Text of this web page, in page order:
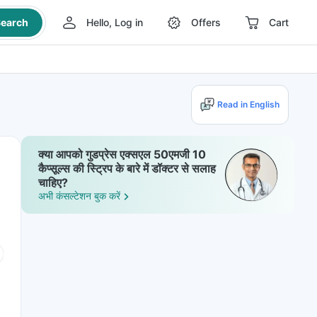
Hello, Log in Offers Cart
Read in English
क्या आपको गुडप्रेस एक्सएल 50एमजी 10
कैप्सूल्स की स्ट्रिप के बारे में डॉक्टर से सलाह
चाहिए?
अभी कंसल्टेशन बुक करें